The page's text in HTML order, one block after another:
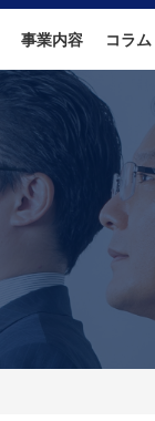
事業内容 コラム